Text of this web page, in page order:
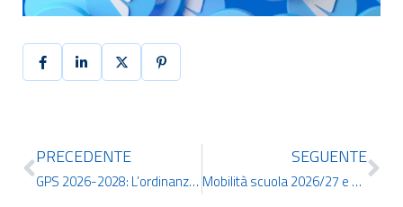
PRECEDENTE
GPS 2026-2028: L’ordinanza ministeriale è stata pubblicata.
SEGUENTE
Mobilità scuola 2026/27 e graduatorie ATA 24 mesi: scadenze, novità e ipotesi per la primavera